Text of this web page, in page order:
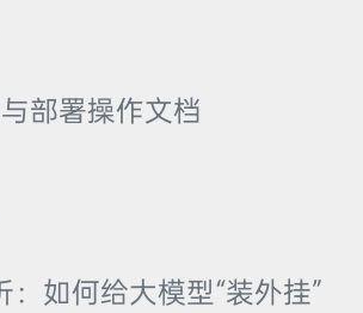
部署操作文档
：如何给大模型“装外挂”